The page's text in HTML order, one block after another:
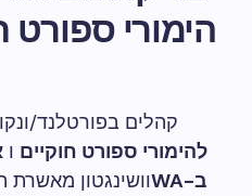
הימורי ספורט
קהלים בפורטלנד/
להימורי ספורט חוקיים ו
ב-WA
וושינגטון